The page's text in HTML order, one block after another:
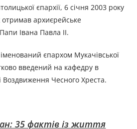
єпархії, 6 січня 2003 року
архиєрейське
Івана Павла ІІ.
єпархом Мукачівської
введений на кафедру в
Воздвиження Чесного Хреста.
35 фактів із життя